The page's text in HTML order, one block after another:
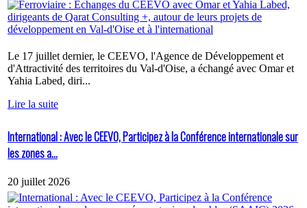
Le 17 juillet dernier, le CEEVO, l'Agence de Développement et
d'Attractivité des territoires du Val-d'Oise, a échangé avec Omar et
Yahia Labed, diri...
Lire la suite
International : Avec le CEEVO, Participez à la Conférence internationale sur
les zones a...
20 juillet 2026